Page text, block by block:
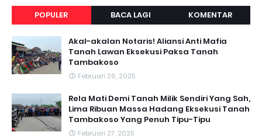
POPULER BACA LAGI KOMENTAR
Akal-akalan Notaris! Aliansi Anti Mafia
Tanah Lawan Eksekusi Paksa Tanah
Tambakoso
Februari 26, 2025
Rela Mati Demi Tanah Milik Sendiri Yang Sah,
Lima Ribuan Massa Hadang Eksekusi Tanah
Tambakoso Yang Penuh Tipu-Tipu
Februari 27, 2025